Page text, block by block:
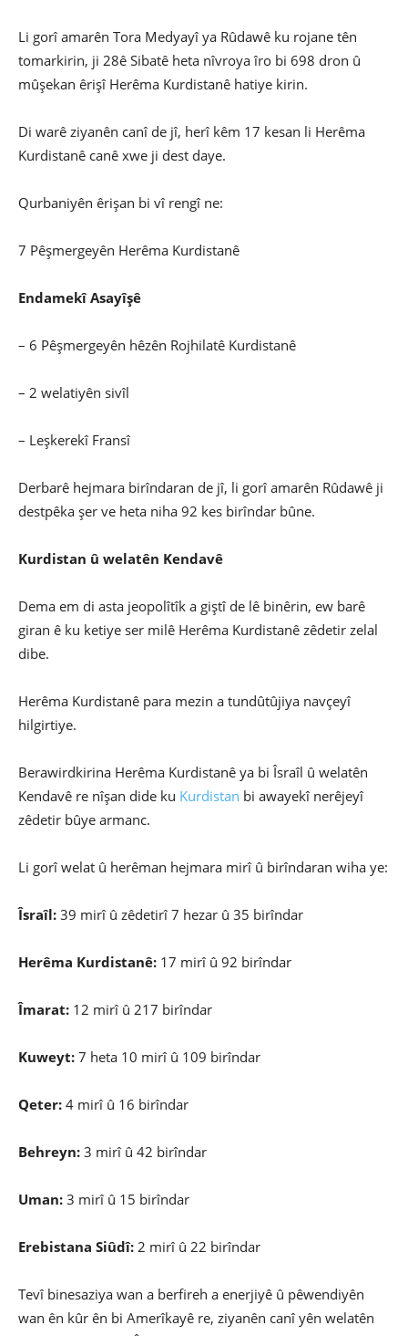
Li gorî amarên Tora Medyayî ya Rûdawê ku rojane tên
tomarkirin, ji 28ê Sibatê heta nîvroya îro bi 698 dron û
mûşekan êrişî Herêma Kurdistanê hatiye kirin.
Di warê ziyanên canî de jî, herî kêm 17 kesan li Herêma
Kurdistanê canê xwe ji dest daye.
Qurbaniyên êrişan bi vî rengî ne:
7 Pêşmergeyên Herêma Kurdistanê
Endamekî Asayîşê
– 6 Pêşmergeyên hêzên Rojhilatê Kurdistanê
– 2 welatiyên sivîl
– Leşkerekî Fransî
Derbarê hejmara birîndaran de jî, li gorî amarên Rûdawê ji
destpêka şer ve heta niha 92 kes birîndar bûne.
Kurdistan û welatên Kendavê
Dema em di asta jeopolîtîk a giştî de lê binêrin, ew barê
giran ê ku ketiye ser milê Herêma Kurdistanê zêdetir zelal
dibe.
Herêma Kurdistanê para mezin a tundûtûjiya navçeyî
hilgirtiye.
Berawirdkirina Herêma Kurdistanê ya bi Îsraîl û welatên
Kendavê re nîşan dide ku Kurdistan bi awayekî nerêjeyî
zêdetir bûye armanc.
Li gorî welat û herêman hejmara mirî û birîndaran wiha ye:
Îsraîl: 39 mirî û zêdetirî 7 hezar û 35 birîndar
Herêma Kurdistanê: 17 mirî û 92 birîndar
Îmarat: 12 mirî û 217 birîndar
Kuweyt: 7 heta 10 mirî û 109 birîndar
Qeter: 4 mirî û 16 birîndar
Behreyn: 3 mirî û 42 birîndar
Uman: 3 mirî û 15 birîndar
Erebistana Siûdî: 2 mirî û 22 birîndar
Tevî binesaziya wan a berfireh a enerjiyê û pêwendiyên
wan ên kûr ên bi Amerîkayê re, ziyanên canî yên welatên